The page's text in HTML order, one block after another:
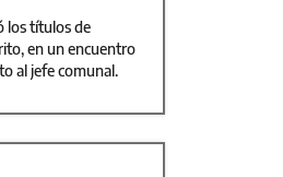
los títulos de
en un encuentro
al jefe comunal.